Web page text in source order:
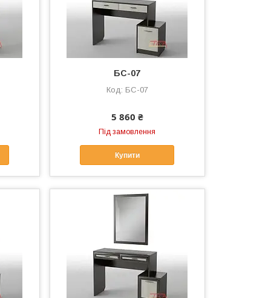
БС-07
БС-07
5 860 ₴
Під замовлення
Купити